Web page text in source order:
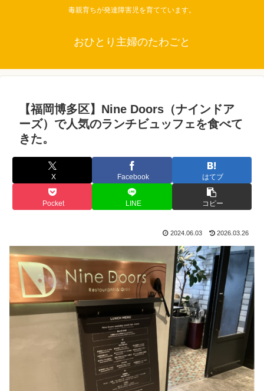
毒親育ちが発達障害児を育てています。
おひとり主婦のたわごと
【福岡博多区】Nine Doors（ナインドア
ーズ）で人気のランチビュッフェを食べて
きた。
X Facebook はてブ
Pocket LINE コピー
2024.06.03 2026.03.26